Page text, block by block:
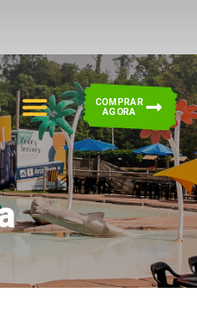
COMPRAR
AGORA